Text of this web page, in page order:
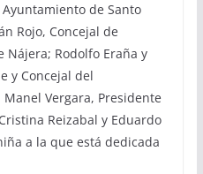
de Santo
Rojo, Concejal de
Nájera; Rodolfo Eraña y
y Concejal del
Vergara, Presidente
Reizabal y Eduardo
a la que está dedicada